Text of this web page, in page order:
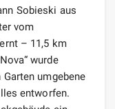
Sobieski aus
vom
– 11,5 km
wurde
Garten umgebene
entworfen.